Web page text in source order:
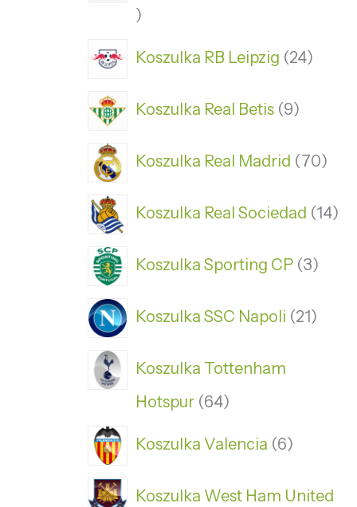
Koszulka RB Leipzig 24
Koszulka Real Betis 9
Koszulka Real Madrid 70
Koszulka Real Sociedad 14
Koszulka Sporting CP 3
Koszulka SSC Napoli 21
Koszulka Tottenham
Hotspur 64
Koszulka Valencia 6
Koszulka West Ham United